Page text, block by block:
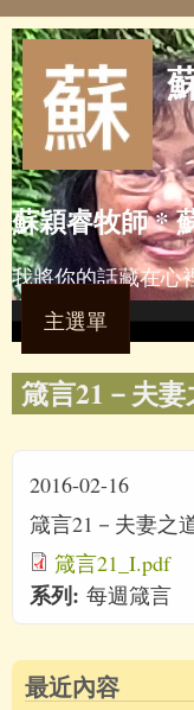
Skip to main content
蘇穎睿牧師 *
我將你的話藏在心
主選單
箴言21－夫
2016-02-16
箴言21－夫妻之
箴言21_I.pdf
系列: 每週箴言
最近內容